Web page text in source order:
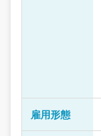
雇用形態